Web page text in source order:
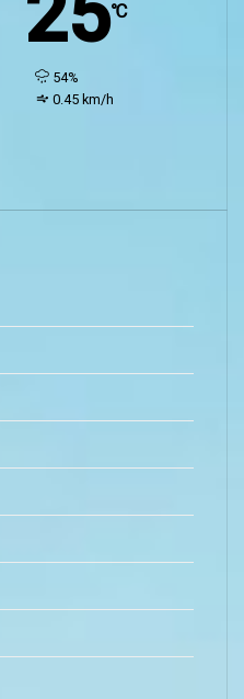
℃
humidity:
54%
wind:
0.45 km/h